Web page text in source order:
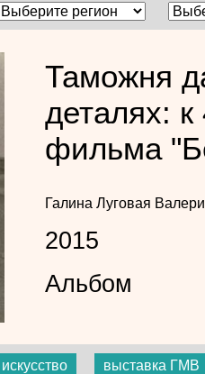
Таможня
деталях:
фильма
Галина Луговая
2015
Альбом
выставка ГМВ